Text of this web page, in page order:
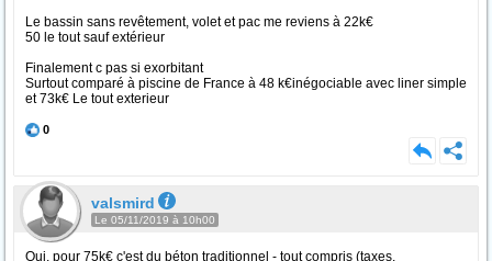
Le bassin sans revêtement, volet et pac me reviens à 22k€
50 le tout sauf extérieur
Finalement c pas si exorbitant
Surtout comparé à piscine de France à 48 k€inégociable avec liner simple
et 73k€ Le tout exterieur
0
valsmird
Le 05/11/2019 à 10h00
Oui, pour 75k€ c'est du béton traditionnel - tout compris (taxes,